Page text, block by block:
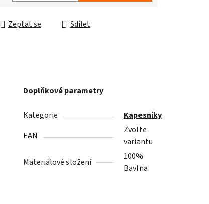
Zeptat se Sdílet
Doplňkové parametry
Kategorie
Kapesníky
EAN
Zvolte
variantu
Materiálové složení
100%
Bavlna